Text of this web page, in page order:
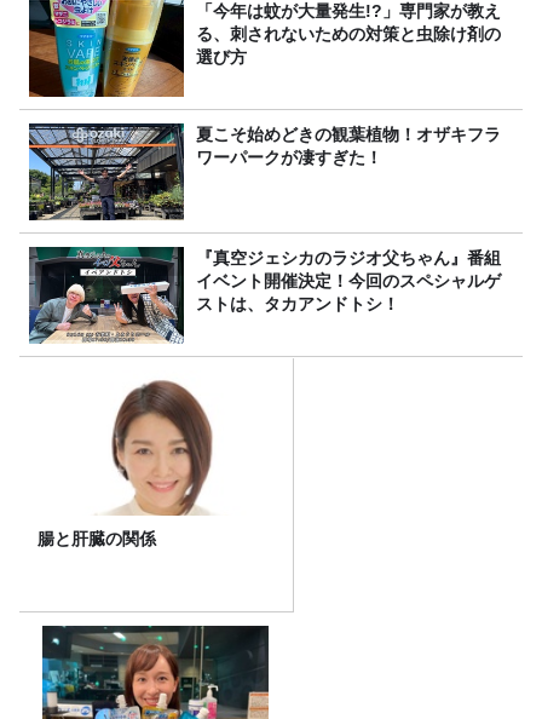
「今年は蚊が大量発生!?」専門家が教え
る、刺されないための対策と虫除け剤の
選び方
夏こそ始めどきの観葉植物！オザキフラ
ワーパークが凄すぎた！
『真空ジェシカのラジオ父ちゃん』番組
イベント開催決定！今回のスペシャルゲ
ストは、タカアンドトシ！
腸と肝臓の関係